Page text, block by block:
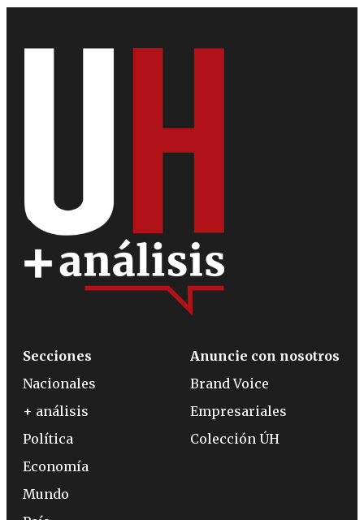
Secciones
Nacionales
+ análisis
Política
Economía
Mundo
Anuncie con nosotros
Brand Voice
Empresariales
Colección ÚH